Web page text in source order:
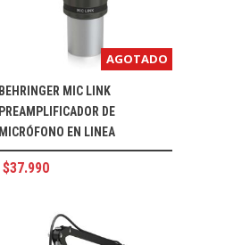
AGOTADO
BEHRINGER MIC LINK
PREAMPLIFICADOR DE
MICRÓFONO EN LINEA
$37.990